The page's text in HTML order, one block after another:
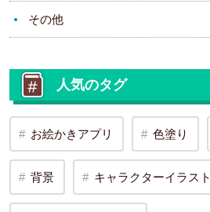
その他
人気のタグ
お絵かきアプリ 色塗り
背景 キャラクターイラスト